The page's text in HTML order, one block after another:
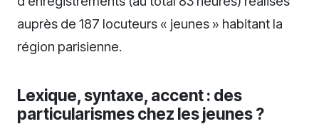
auprès de 187 locuteurs « jeunes » habitant la
région parisienne.
Lexique, syntaxe, accent : des
particularismes chez les jeunes ?